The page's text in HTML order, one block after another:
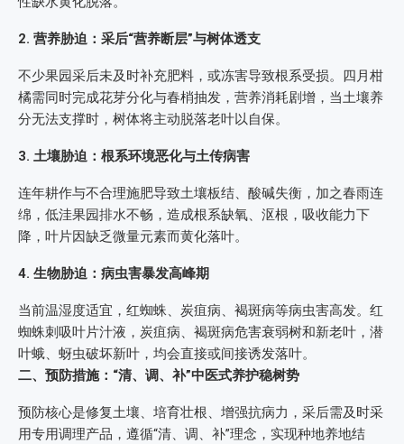
2. 营养胁迫：采后“营养断层”与树体透支
不少果园采后未及时补充肥料，或冻害导致根系受损。四月柑
橘需同时完成花芽分化与春梢抽发，营养消耗剧增，当土壤养
分无法支撑时，树体将主动脱落老叶以自保。
3. 土壤胁迫：根系环境恶化与土传病害
连年耕作与不合理施肥导致土壤板结、酸碱失衡，加之春雨连
绵，低洼果园排水不畅，造成根系缺氧、沤根，吸收能力下
降，叶片因缺乏微量元素而黄化落叶。
4. 生物胁迫：病虫害暴发高峰期
当前温湿度适宜，红蜘蛛、炭疽病、褐斑病等病虫害高发。红
蜘蛛刺吸叶片汁液，炭疽病、褐斑病危害衰弱树和新老叶，潜
叶蛾、蚜虫破坏新叶，均会直接或间接诱发落叶。
二、预防措施：“清、调、补”中医式养护稳树势
预防核心是修复土壤、培育壮根、增强抗病力，采后需及时采
用专用调理产品，遵循“清、调、补”理念，实现种地养地结